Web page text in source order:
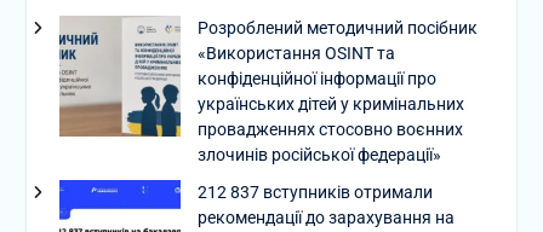
Розроблений методичний посібник
«Використання OSINT та
конфіденційної інформації про
українських дітей у кримінальних
провадженнях стосовно воєнних
злочинів російської федерації»
212 837 вступників отримали
рекомендації до зарахування на